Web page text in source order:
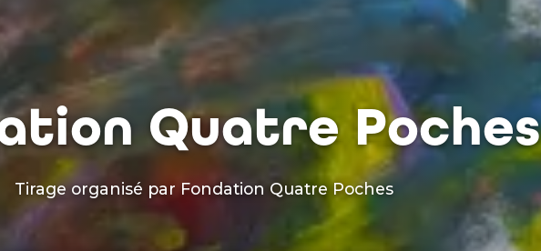
Quatre Poches
Tirage organisé par Fondation Quatre Poches